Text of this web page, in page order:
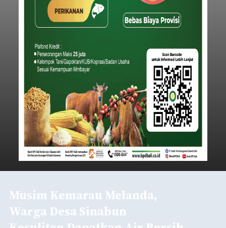
Musim Kemarau Melanda,
Warga Desa Sinabun